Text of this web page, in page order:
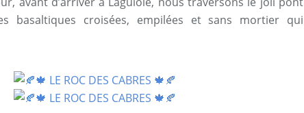
basaltiques croisées, empilées et sans mortier qui